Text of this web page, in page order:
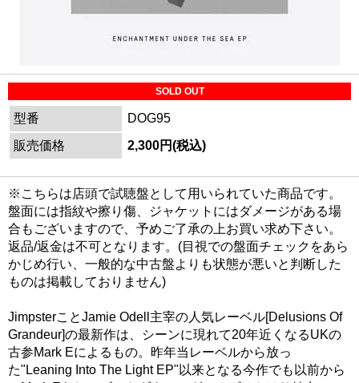
SOLD OUT
型番
DOG95
販売価格
2,300円(税込)
※こちらは店頭で試聴盤として用いられていた商品です。
盤面には指紋や擦り傷、ジャケットにはダメージがある場
合もございますので、予めご了承の上お買い求め下さい。
返品/返金は不可となります。(目視での盤面チェックをあら
かじめ行い、一般的な中古盤よりも状態が悪いと判断した
ものは掲載しておりません)
JimpsterことJamie Odell主宰の人気レーベル[Delusions Of
Grandeur]の最新作は、シーンに現れて20年近くなるUKの
古参Mark Eによるもの。昨年当レーベルから放っ
た"Leaning Into The Light EP"以来となる今作でも以前から